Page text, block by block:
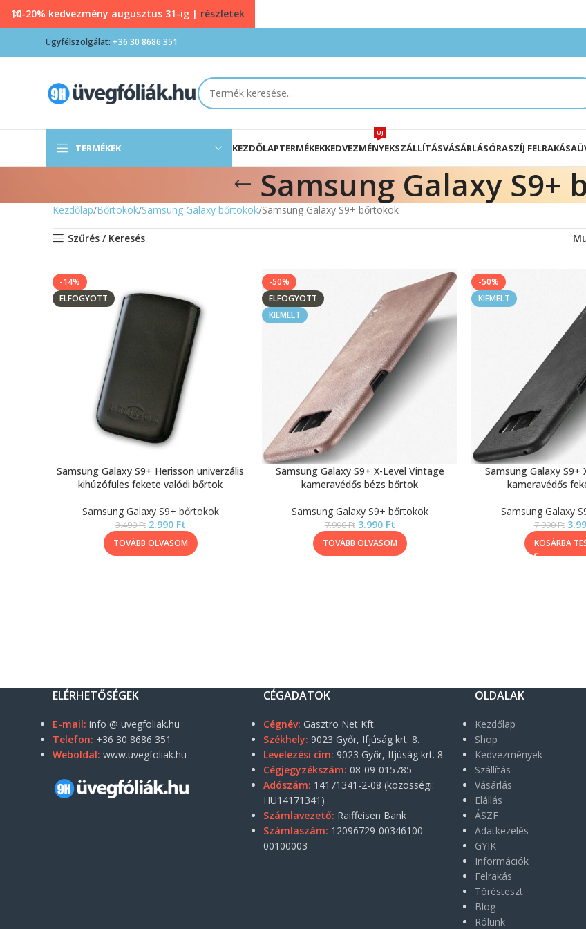
Ügyfélszolgálat: +36 30 8686 351
TERMÉKEK KEZDŐLAPTERMÉKEKKEDVEZMÉNYEK
ÚJ
SZÁLLÍTÁSVÁSÁRLÁSÓRASZÍJ FELRAKÁSA
Samsung Galaxy S9+
Kezdőlap Bőrtokok Samsung Galaxy bőrtokok Samsung Galaxy S9+ bőrtokok
Szűrés / Keresés
-14%
ELFOGYOTT
Samsung Galaxy S9+ Herisson univerzális
kihúzófüles fekete valódi bőrtok
Samsung Galaxy S9+ bőrtokok
3.490Ft 2.990 Ft
TOVÁBB OLVASOM
-50%
ELFOGYOTT
KIEMELT
Samsung Galaxy S9+ X-Level Vintage
kameravédős bézs bőrtok
Samsung Galaxy S9+ bőrtokok
7.990Ft 3.990 Ft
TOVÁBB OLVASOM
-50%
KIEMELT
Samsung Galaxy S9+
kameravédős
Samsung Galaxy
7.990Ft
KOSÁRBA
ELÉRHETŐSÉGEK
E-mail: info @ uvegfoliak.hu
Telefon: +36 30 8686 351
Weboldal: www.uvegfoliak.hu
CÉGADATOK
Cégnév: Gasztro Net Kft.
Székhely: 9023 Győr, Ifjúság krt. 8.
Levelezési cím: 9023 Győr, Ifjúság krt. 8.
Cégjegyzékszám: 08-09-015785
Adószám: 14171341-2-08 (közösségi:
HU14171341)
Számlavezető: Raiffeisen Bank
Számlaszám: 12096729-00346100-
00100003
OLDALAK
Kezdőlap
Shop
Kedvezmények
Szállítás
Vásárlás
Elállás
ÁSZF
Adatkezelés
GYIK
Információk
Felrakás
Törésteszt
Blog
Rólunk
10-20% kedvezmény augusztus 31-ig | részletek